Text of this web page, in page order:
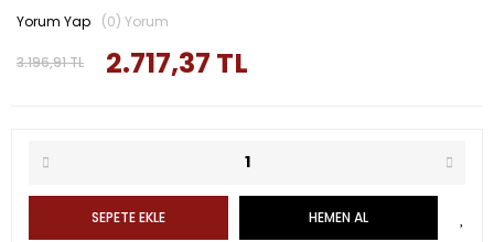
3.196,91 TL 2.717,37 TL
Yorum Yap (0) Yorum
SEPETE EKLE HEMEN AL